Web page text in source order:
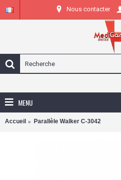
Nous contacter
MENU
Accueil Parallèle Walker C-3042